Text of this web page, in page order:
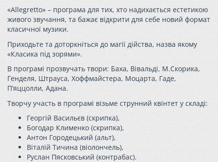
«Аllegretto» – програма для тих, хто надихається естетикою
живого звучання, та бажає відкрити для себе новий формат
класичної музики.
Приходьте та доторкніться до магії дійства, назва якому
«Класика під зорями».
В програмі прозвучать твори: Баха, Вівальді, М.Скорика,
Генделя, Штрауса, Хоффмайстера, Моцарта, Гаде,
П’яццолли, Адана.
Творчу участь в програмі візьме струнний квінтет у складі:
Георгій Васильєв (скрипка),
Богодар Клименко (скрипка),
Антон Городецький (альт),
Віталій Тичина (віолончель),
Руслан Пясковський (контрабас).